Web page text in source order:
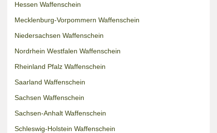
Hessen Waffenschein
Mecklenburg-Vorpommern Waffenschein
Niedersachsen Waffenschein
Nordrhein Westfalen Waffenschein
Rheinland Pfalz Waffenschein
Saarland Waffenschein
Sachsen Waffenschein
Sachsen-Anhalt Waffenschein
Schleswig-Holstein Waffenschein